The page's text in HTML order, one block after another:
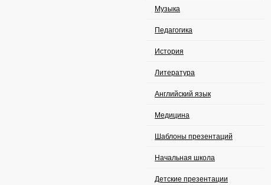
Музыка
Педагогика
История
Литература
Английский язык
Медицина
Шаблоны презентаций
Начальная школа
Детские презентации